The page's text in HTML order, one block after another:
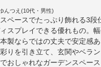
んつえ(10代・男性)
ペースでたっぷり飾れる3
スプレイできる優れもの。
製ならではの丈夫で安定感
りを引き立て、玄関やベラ
おしゃれなガーデンスペー